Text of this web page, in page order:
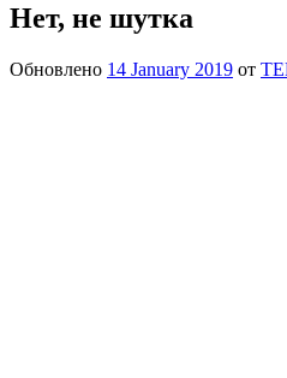
Нет, не шутка
Обновлено 14 January 2019 от